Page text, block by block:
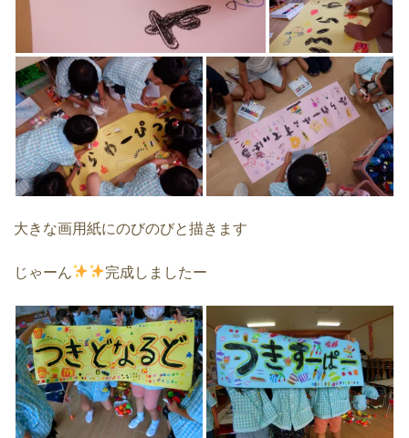
大きな画用紙にのびのびと描きます
じゃーん 完成しましたー